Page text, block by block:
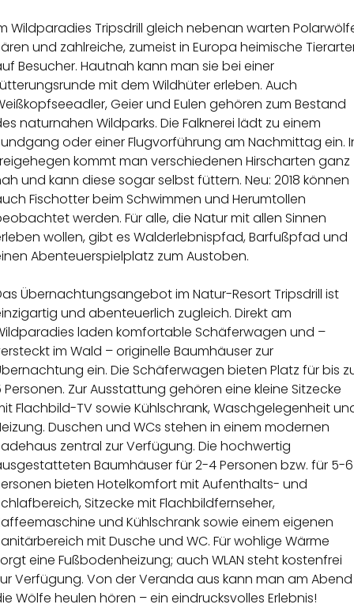
Wildparadies Tripsdrill gleich nebenan warten
und zahlreiche, zumeist in Europa heimische
Besucher. Hautnah kann man sie bei einer
mit dem Wildhüter erleben. Auch
Geier und Eulen gehören zum Bestand
naturnahen Wildparks. Die Falknerei lädt zu einem
oder einer Flugvorführung am Nachmittag ein.
kommt man verschiedenen Hirscharten ganz
und kann diese sogar selbst füttern. Neu: 2018 können
Fischotter beim Schwimmen und Herumtollen
werden. Für alle, die Natur mit allen Sinnen
wollen, gibt es Walderlebnispfad, Barfußpfad und
Abenteuerspielplatz zum Austoben.
Übernachtungsangebot im Natur-Resort Tripsdrill ist
und abenteuerlich zugleich. Direkt am
laden komfortable Schäferwagen und –
im Wald – originelle Baumhäuser zur
ein. Die Schäferwagen bieten Platz für bis
Personen. Zur Ausstattung gehören eine kleine Sitzecke
Flachbild-TV sowie Kühlschrank, Waschgelegenheit
Duschen und WCs stehen in einem modernen
zentral zur Verfügung. Die hochwertig
Baumhäuser für 2-4 Personen bzw. für 5-6
bieten Hotelkomfort mit Aufenthalts- und
Sitzecke mit Flachbildfernseher,
und Kühlschrank sowie einem eigenen
mit Dusche und WC. Für wohlige Wärme
eine Fußbodenheizung; auch WLAN steht kostenfrei
Verfügung. Von der Veranda aus kann man am Abend
Wölfe heulen hören – ein eindrucksvolles Erlebnis!